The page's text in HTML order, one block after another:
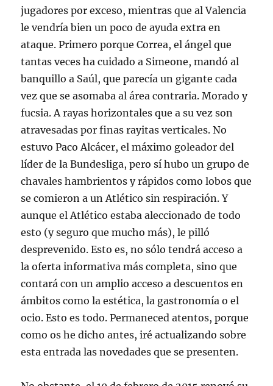
jugadores por exceso, mientras que al Valencia
le vendría bien un poco de ayuda extra en
ataque. Primero porque Correa, el ángel que
tantas veces ha cuidado a Simeone, mandó al
banquillo a Saúl, que parecía un gigante cada
vez que se asomaba al área contraria. Morado y
fucsia. A rayas horizontales que a su vez son
atravesadas por finas rayitas verticales. No
estuvo Paco Alcácer, el máximo goleador del
líder de la Bundesliga, pero sí hubo un grupo de
chavales hambrientos y rápidos como lobos que
se comieron a un Atlético sin respiración. Y
aunque el Atlético estaba aleccionado de todo
esto (y seguro que mucho más), le pilló
desprevenido. Esto es, no sólo tendrá acceso a
la oferta informativa más completa, sino que
contará con un amplio acceso a descuentos en
ámbitos como la estética, la gastronomía o el
ocio. Esto es todo. Permaneced atentos, porque
como os he dicho antes, iré actualizando sobre
esta entrada las novedades que se presenten.